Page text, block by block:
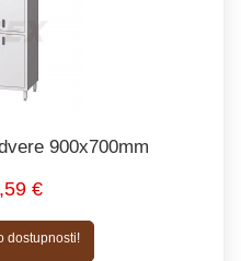
900x700mm
€
dostupnosti!